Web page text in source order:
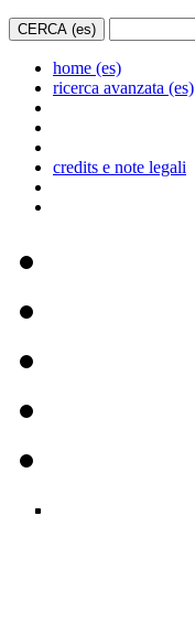
home (es)
ricerca avanzata (es)
credits e note legali